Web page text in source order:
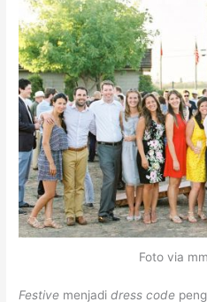
Foto via
Festive menjadidress code